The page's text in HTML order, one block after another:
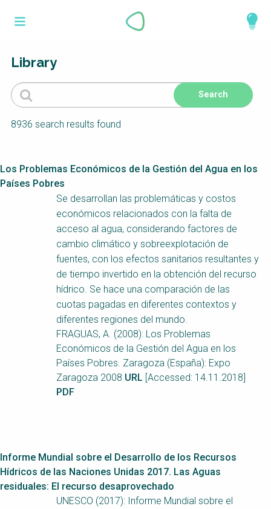
Work with us
What is a
Perspectives are different frameworks from
which to explore the knowledge around
sustainable sanitation and water management.
focus theme, region or context. This allows you
to quickly navigate to the content of your
particular interest while promoting the holistic
understanding of sustainable sanitation and
water management.
Choose a
Perspective
Financing Water Impact
WAIN Replication
Manual
Innovating Business
Models
RRR Entrepreneurship
online course
Sanitation Systems
Planning &
Programming
Sanitation Project
Implementation
Water Reporting &
Journalism
Library
8936 search results found
Los Problemas Económicos de la Gestión del Agua en los
Países Pobres
Se desarrollan las problemáticas y costos
económicos relacionados con la falta de
acceso al agua, considerando factores de
cambio climático y sobreexplotación de
fuentes, con los efectos sanitarios resultantes y
de tiempo invertido en la obtención del recurso
hídrico. Se hace una comparación de las
cuotas pagadas en diferentes contextos y
diferentes regiones del mundo.
FRAGUAS, A. (2008): Los Problemas
Económicos de la Gestión del Agua en los
Países Pobres. Zaragoza (España): Expo
Zaragoza 2008 URL [Accessed: 14.11.2018]
PDF
Informe Mundial sobre el Desarrollo de los Recursos
Hídricos de las Naciones Unidas 2017. Las Aguas
residuales: El recurso desaprovechado
UNESCO (2017): Informe Mundial sobre el